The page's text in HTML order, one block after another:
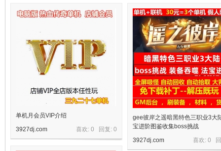
单机月会员VIP介绍
喜欢: 0 回复: 0
3927dj.com
gee彼岸之遥暗黑特色三职业3大
宝进阶图鉴收集boss挑战
喜欢: 0
3927dj.com